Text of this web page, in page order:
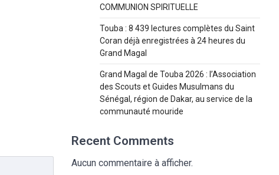
COMMUNION SPIRITUELLE
Touba : 8 439 lectures complètes du Saint
Coran déjà enregistrées à 24 heures du
Grand Magal
Grand Magal de Touba 2026 : l’Association
des Scouts et Guides Musulmans du
Sénégal, région de Dakar, au service de la
communauté mouride
Recent Comments
Aucun commentaire à afficher.